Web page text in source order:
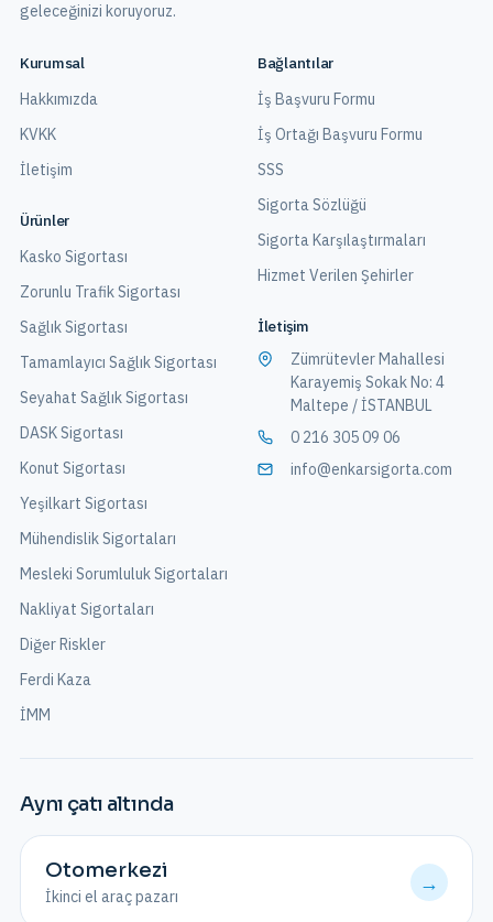
geleceğinizi koruyoruz.
Kurumsal
Hakkımızda
KVKK
İletişim
Ürünler
Kasko Sigortası
Zorunlu Trafik Sigortası
Sağlık Sigortası
Tamamlayıcı Sağlık Sigortası
Seyahat Sağlık Sigortası
DASK Sigortası
Konut Sigortası
Yeşilkart Sigortası
Mühendislik Sigortaları
Mesleki Sorumluluk Sigortaları
Nakliyat Sigortaları
Diğer Riskler
Ferdi Kaza
İMM
Bağlantılar
İş Başvuru Formu
İş Ortağı Başvuru Formu
SSS
Sigorta Sözlüğü
Sigorta Karşılaştırmaları
Hizmet Verilen Şehirler
İletişim
Zümrütevler Mahallesi
Karayemiş Sokak No: 4
Maltepe / İSTANBUL
0 216 305 09 06
info@enkarsigorta.com
Aynı çatı altında
Otomerkezi
İkinci el araç pazarı
→